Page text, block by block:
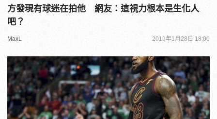
方發現有球迷在拍他 網友：這視力根本是生化人
吧？
MaxL 2019年1月28日 18:00